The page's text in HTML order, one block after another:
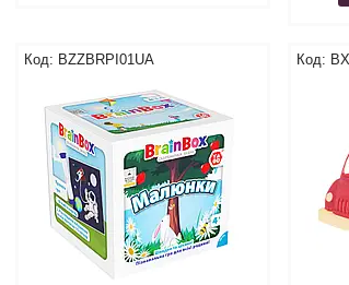
BZZBRPI01UA